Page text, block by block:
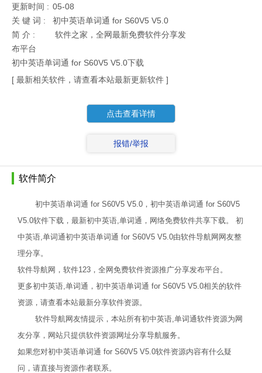
更新时间 : 05-08
关 键 词 :
初中英语单词通 for S60V5 V5.0
简 介 :
软件之家，全网最新免费软件分享发
布平台
初中英语单词通 for S60V5 V5.0下载
[ 最新相关软件，请查看本站最新更新软件 ]
点击查看详情
报错/举报
软件简介
初中英语单词通 for S60V5 V5.0，初中英语单词通 for S60V5
V5.0软件下载，最新初中英语,单词通，网络免费软件共享下载。 初
中英语,单词通初中英语单词通 for S60V5 V5.0由软件导航网网友整
理分享。
软件导航网，软件123，全网免费软件资源推广分享发布平台。
更多初中英语,单词通，初中英语单词通 for S60V5 V5.0相关的软件
资源，请查看本站最新分享软件资源。
软件导航网友情提示，本站所有初中英语,单词通软件资源为网
友分享，网站只提供软件资源网址分享导航服务。
如果您对初中英语单词通 for S60V5 V5.0软件资源内容有什么疑
问，请直接与资源作者联系。